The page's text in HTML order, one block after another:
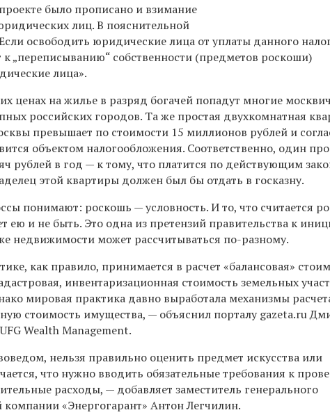
было прописано и взимание
лиц. В пояснительной
освободить юридические лица от уплаты данного
„переписыванию“ собственности (предметов роскоши)
лица».
ценах на жилье в разряд богачей попадут многие
российских городов. Та же простая двухкомнатная
превышает по стоимости 15 миллионов рублей и
объектом налогообложения. Соответственно, один
рублей в год — к тому, что платится по действующим
этой квартиры должен был бы отдать в госказну.
понимают: роскошь — условность. И то, что считается
ею и не быть. Это одна из претензий правительства к
недвижимости может рассчитываться по-разному.
как правило, принимается в расчет «балансовая»
инвентаризационная стоимость земельных
мировая практика давно выработала механизмы
стоимость имущества, — объяснил порталу gazeta.ru
Wealth Management.
нельзя правильно оценить предмет искусства или
что нужно вводить обязательные требования к
расходы, — добавляет заместитель генерального
компании «Энергогарант» Антон Легчилин.